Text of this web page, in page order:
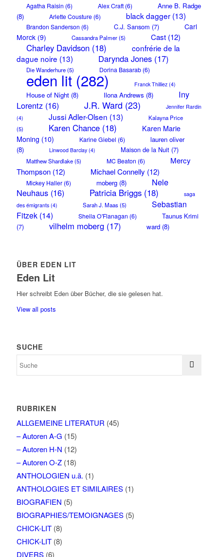
Agatha Raisin (6) Alex Craft(6)
Anne B. Radge
(8)
Arlette Cousture(6) black dagger(13)
Brandon Sanderson (6) C.J. Sansom (7)
Carl
Morck(9) Cassandra Palmer(5) Cast(12)
Charley Davidson(18)
confrérie de la
dague noire (13) Darynda Jones(17)
Die Wanderhure(5) Dorina Basarab(6)
eden lit(282) Franck Thilliez(4)
House of Night(8) Ilona Andrews (8)
Iny
Lorentz(16) J.R. Ward (23)
Jennifer Rardin
(4)
Jussi Adler-Olsen (13)
Kalayna Price
(5)
Karen Chance(18)
Karen Marie
Moning (10) Karine Giebel (6)
lauren oliver
(8)
Linwood Barclay(4) Maison de la Nuit(7)
Matthew Shardlake(5) MC Beaton (6)
Mercy
Thompson(12) Michael Connelly (12)
Mickey Haller(6) moberg(8)
Nele
Neuhaus(16) Patricia Briggs(18)
saga
des émigrants(4) Sarah J. Maas(5)
Sebastian
Fitzek(14) Sheila O'Flanagan (6)
Taunus Krimi
(7)
vilhelm moberg(17) ward(8)
ÜBER EDEN LIT
Eden Lit
Hier schreibt Eden über Bücher, die sie gelesen hat.
View all posts
SUCHE
RUBRIKEN
ALLGEMEINE LITERATUR (45)
– Autoren A-G (15)
– Autoren H-N (12)
– Autoren O-Z(18)
ANTHOLOGIEN u.ä. (1)
ANTHOLOGIES ET SIMILAIRES(1)
BIOGRAFIEN (5)
BIOGRAPHIES/TEMOIGNAGES(5)
CHICK-LIT(8)
CHICK-LIT(8)
DIVERS(6)